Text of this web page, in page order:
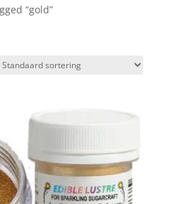
“gold”